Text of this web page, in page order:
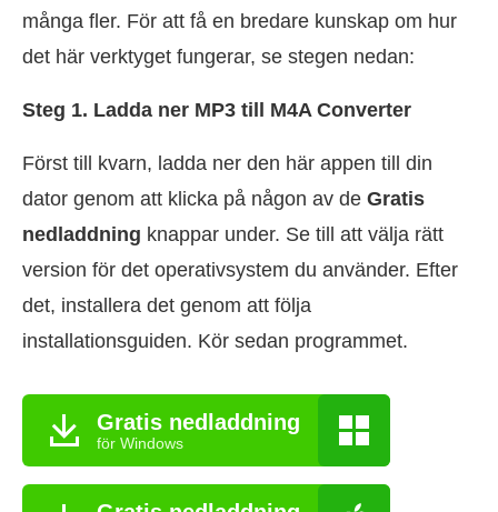
många fler. För att få en bredare kunskap om hur
det här verktyget fungerar, se stegen nedan:
Steg 1. Ladda ner MP3 till M4A Converter
Först till kvarn, ladda ner den här appen till din
dator genom att klicka på någon av de Gratis
nedladdning knappar under. Se till att välja rätt
version för det operativsystem du använder. Efter
det, installera det genom att följa
installationsguiden. Kör sedan programmet.
Gratis nedladdning
för Windows